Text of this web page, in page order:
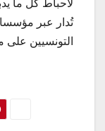
لاحباط كل ما
تُدار عبر
التونسيين